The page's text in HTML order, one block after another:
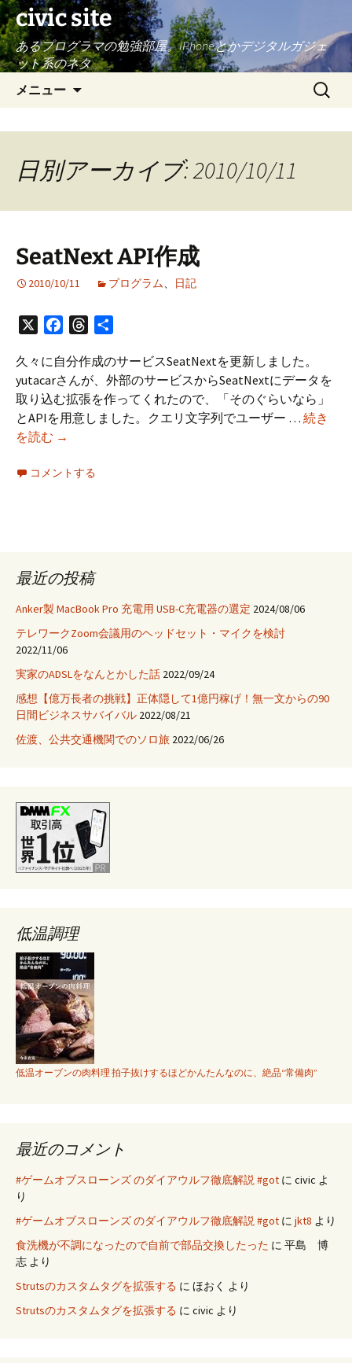
civic site
あるプログラマの勉強部屋。iPhoneとかデジタルガジェ
ット系のネタ
メニュー
へ
キ
プ
検
索:
日別アーカイブ: 2010/10/11
SeatNext API作成
2010/10/11 プログラム、 日記
FacebookThreads
久々に自分作成のサービスSeatNextを更新しました。
yutacarさんが、外部のサービスからSeatNextにデータを
取り込む拡張を作ってくれたので、「そのぐらいなら」
とAPIを用意しました。クエリ文字列でユーザー … 続き
を読む SeatNext
作
→
コメントする
最近の投稿
Anker製 MacBook Pro 充電用 USB-C充電器の選定 2024/08/06
テレワークZoom会議用のヘッドセット・マイクを検討
2022/11/06
実家のADSLをなんとかした話 2022/09/24
感想【億万長者の挑戦】正体隠して1億円稼げ！無一文からの90
日間ビジネスサバイバル 2022/08/21
佐渡、公共交通機関でのソロ旅 2022/06/26
低温調理
低温オーブンの肉料理 拍子抜けするほどかんたんなのに、絶品“常備肉”
最近のコメント
#ゲームオブスローンズ のダイアウルフ徹底解説 #got に civic よ
り
#ゲームオブスローンズ のダイアウルフ徹底解説 #got に jkt8 より
食洗機が不調になったので自前で部品交換したった に 平島 博
志 より
Strutsのカスタムタグを拡張する に ほおく より
Strutsのカスタムタグを拡張する に civic より